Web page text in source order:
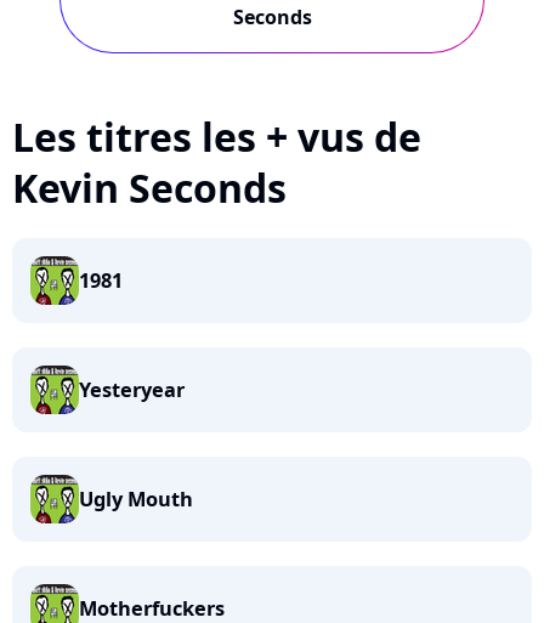
Seconds
Les titres les + vus de
Kevin Seconds
1981
Yesteryear
Ugly Mouth
Motherfuckers